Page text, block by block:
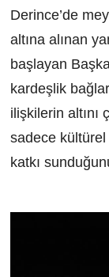
Derince’de
altına alınan
başlayan
kardeşlik
ilişkilerin altını
sadece
katkı